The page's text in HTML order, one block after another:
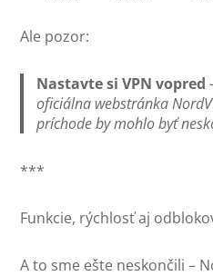
Ale pozor:
Nastavte si VPN vopred
oficiálna webstránka
príchode by mohlo byť
***
Funkcie, rýchlosť aj
A to sme ešte neskončili –